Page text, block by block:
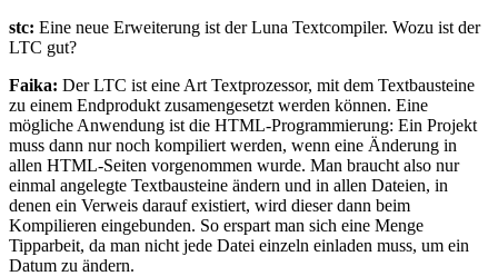
stc: Eine neue Erweiterung ist der Luna Textcompiler. Wozu ist der
LTC gut?
Faika: Der LTC ist eine Art Textprozessor, mit dem Textbausteine
zu einem Endprodukt zusamengesetzt werden können. Eine
mögliche Anwendung ist die HTML-Programmierung: Ein Projekt
muss dann nur noch kompiliert werden, wenn eine Änderung in
allen HTML-Seiten vorgenommen wurde. Man braucht also nur
einmal angelegte Textbausteine ändern und in allen Dateien, in
denen ein Verweis darauf existiert, wird dieser dann beim
Kompilieren eingebunden. So erspart man sich eine Menge
Tipparbeit, da man nicht jede Datei einzeln einladen muss, um ein
Datum zu ändern.